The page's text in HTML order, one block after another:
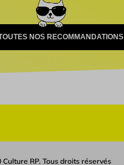
NOS RECOMMANDATIONS
RP. Tous droits réservés